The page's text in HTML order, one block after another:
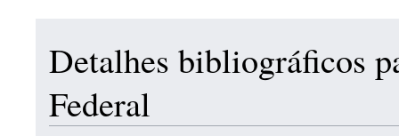
Detalhes bibliográficos
Federal